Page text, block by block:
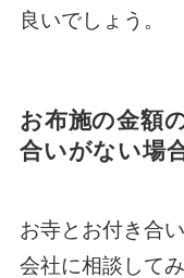
良いでしょう。
お布施の金額
合いがない場
お寺とお付き合
会社に相談して